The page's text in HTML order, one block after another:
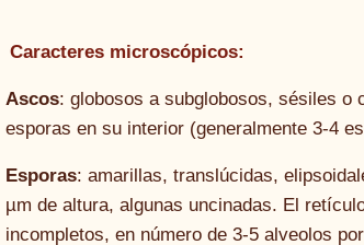
Caracteres microscópicos:
Ascos: globosos a subglobosos, sésiles o
esporas en su interior (generalmente 3-4
Esporas: amarillas, translúcidas,
µm de altura, algunas uncinadas. El
incompletos, en número de 3-5 alveolos